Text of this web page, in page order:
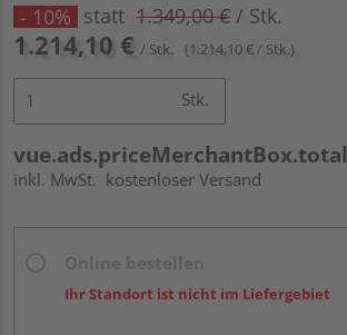
- 10% statt 1.349,00 € / Stk.
1.214,10 € / Stk. (1.214,10 € / Stk.)
Stk.
vue.ads.priceMerchantBox.total
inkl. MwSt. kostenloser Versand
Ihr Standort ist nicht im Liefergebiet